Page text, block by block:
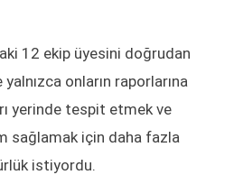
12 ekip üyesini doğrudan
onların raporlarına
yerinde tespit etmek ve
sağlamak için daha fazla
istiyordu.